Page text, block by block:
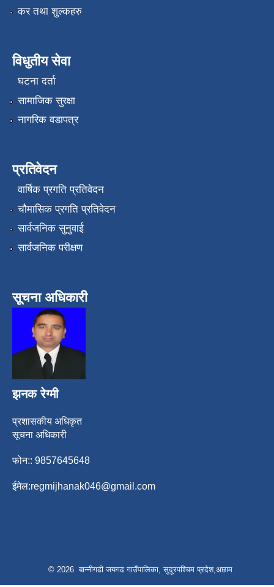
कर तथा शुल्कहरु
विधुतीय सेवा
घटना दर्ता
सामाजिक सुरक्षा
नागरिक वडापत्र
प्रतिवेदन
वार्षिक प्रगति प्रतिवेदन
चौमासिक प्रगति प्रतिवेदन
सार्वजनिक सुनुवाई
सार्वजनिक परीक्षण
सूचना अधिकारी
झनक रेग्मी
प्रशासकीय अधिकृत
सूचना अधिकारी
फोन:: 9857645648
ईमेल:regmijhanak046@gmail.com
© 2026 बान्नीगढी जयगढ गाउँपालिका, सुदूरपश्चिम प्रदेश,अछाम